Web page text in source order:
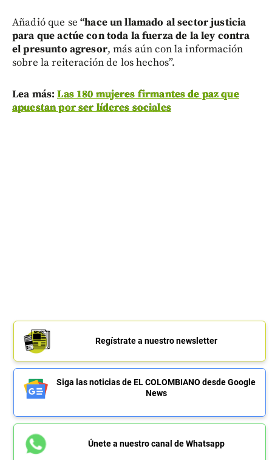
Añadió que se“hace un llamado al sector justicia
para que actúe con toda la fuerza de la ley contra
el presunto agresor, más aún con la información
sobre la reiteración de los hechos”.
Lea más:Las 180 mujeres firmantes de paz que
apuestan por ser líderes sociales
Regístrate a nuestro newsletter
Siga las noticias de EL COLOMBIANO desde Google
News
Únete a nuestro canal de Whatsapp